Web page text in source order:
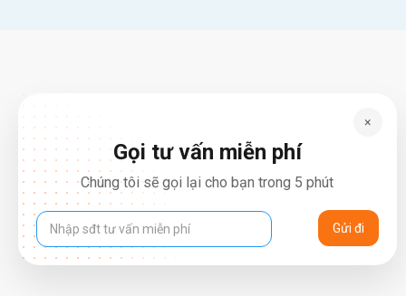
×
Gọi tư vấn miễn phí
Chúng tôi sẽ gọi lại cho bạn trong 5 phút